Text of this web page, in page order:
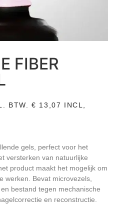
FIBER
BTW.€ 13,07 INCL,
gels, perfect voor het
versterken van natuurlijke
product maakt het mogelijk om
werken. Bevat microvezels,
bestand tegen mechanische
en reconstructie.